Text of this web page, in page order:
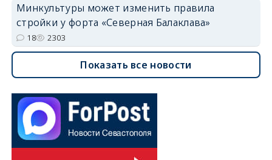
Минкультуры может изменить правила
стройки у форта «Северная Балаклава»
18 2303
Показать все новости